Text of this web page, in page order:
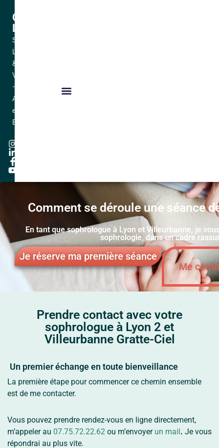
Céline
LAMOUR
Sophrologue
Lyon
&
Villeurbanne
–
Adulte
et
Enfant
Comment se déroule une séance
En tant que sophrologue à Lyon et Villeurbanne, je
sophrologie, dans un cadre
Je réserve ma première séance
Me
Prendre contact avec votre
sophrologue à Lyon 2 et
Villeurbanne Gratte-Ciel
Un premier échange en toute bienveillance
La première étape pour commencer ce chemin ensemble
est de me contacter.
Vous pouvez prendre rendez-vous en ligne directement,
m’appeler au 07.75.72.22.62 ou m’envoyer un mail. Je vous
répondrai au plus vite.